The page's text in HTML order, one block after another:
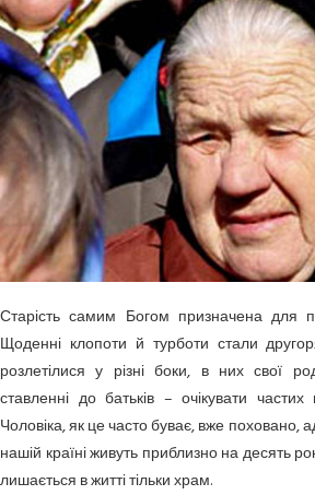
Старість самим Богом призначена для
Щоденні клопоти й турботи стали
розлетілися у різні боки, в них свої
ставленні до батьків – очікувати частих
Чоловіка, як це часто буває, вже поховано,
нашій країні живуть приблизно на десять
лишається в житті тільки храм.